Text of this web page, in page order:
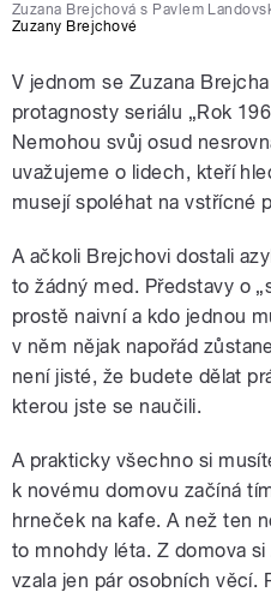
Zuzana Brejchová s Pavlem
Zuzany Brejchové
V jednom se Zuzana
protagnosty seriálu „Rok
Nemohou svůj osud
uvažujeme o lidech, kteří
musejí spoléhat na vstřícné
A ačkoli Brejchovi dostali
to žádný med. Představy o
prostě naivní a kdo jednou
v něm nějak napořád
není jisté, že budete dělat
kterou jste se naučili.
A prakticky všechno si
k novému domovu začíná
hrneček na kafe. A než ten
to mnohdy léta. Z domova
vzala jen pár osobních věcí.